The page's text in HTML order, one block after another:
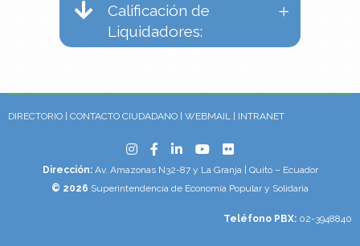
Calificación de
Liquidadores:
DIRECTORIO CONTACTO CIUDADANO WEBMAIL INTRANET
Dirección:Av. Amazonas N32-87 y La Granja | Quito – Ecuador
© 2026 Superintendencia de Economía Popular y Solidaria
Teléfono PBX: 02-3948840